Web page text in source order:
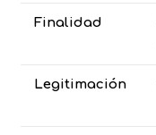
Finalidad
Legitimación